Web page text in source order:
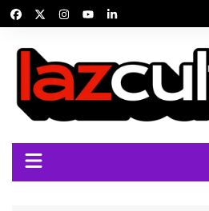
para
conteúdo